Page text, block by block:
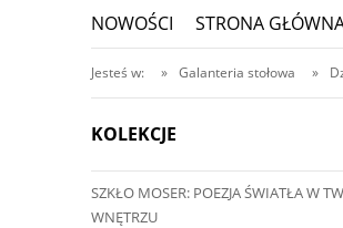
NOWOŚCI STRONA
PORCELANA I CERAMIKA
Jesteś w: » Galanteria stołowa »
KOLEKCJE
SZKŁO MOSER: POEZJA ŚWIATŁA W
WNĘTRZU
telefonicznego